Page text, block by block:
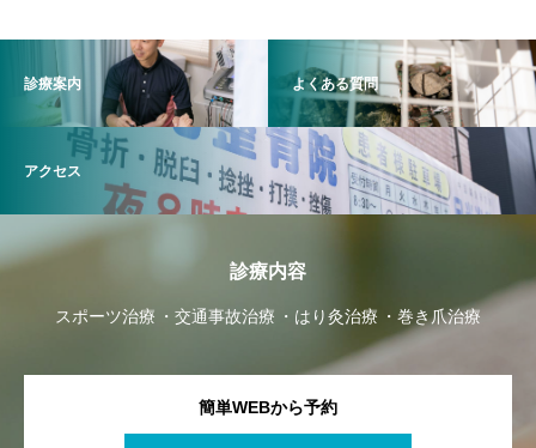
診療案内 よくある質問
アクセス
診療内容
スポーツ治療 交通事故治療 はり灸治療 巻き爪治療
簡単WEBから予約